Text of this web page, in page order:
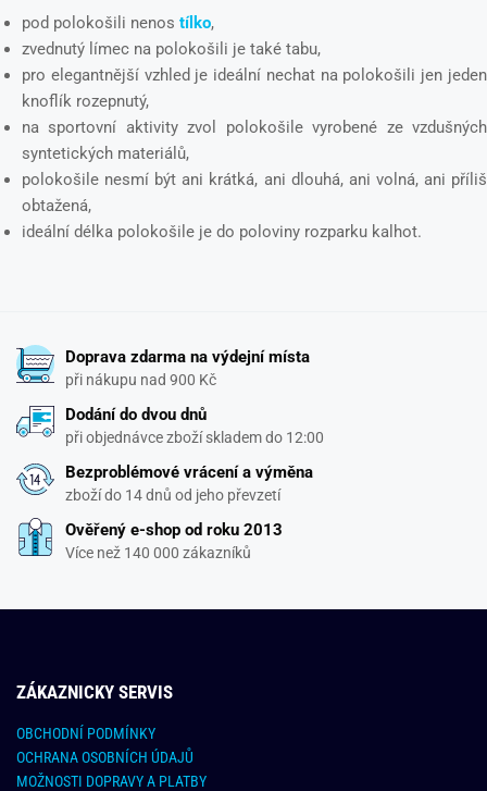
pod polokošili nenos tílko,
zvednutý límec na polokošili je také tabu,
pro elegantnější vzhled je ideální nechat na polokošili jen jeden
knoflík rozepnutý,
na sportovní aktivity zvol polokošile vyrobené ze vzdušných
syntetických materiálů,
polokošile nesmí být ani krátká, ani dlouhá, ani volná, ani příliš
obtažená,
ideální délka polokošile je do poloviny rozparku kalhot.
Doprava zdarma na výdejní místa
při nákupu nad 900 Kč
Dodání do dvou dnů
při objednávce zboží skladem do 12:00
Bezproblémové vrácení a výměna
zboží do 14 dnů od jeho převzetí
Ověřený e-shop od roku 2013
Více než 140 000 zákazníků
ZÁKAZNICKY SERVIS
OBCHODNÍ PODMÍNKY
OCHRANA OSOBNÍCH ÚDAJŮ
MOŽNOSTI DOPRAVY A PLATBY